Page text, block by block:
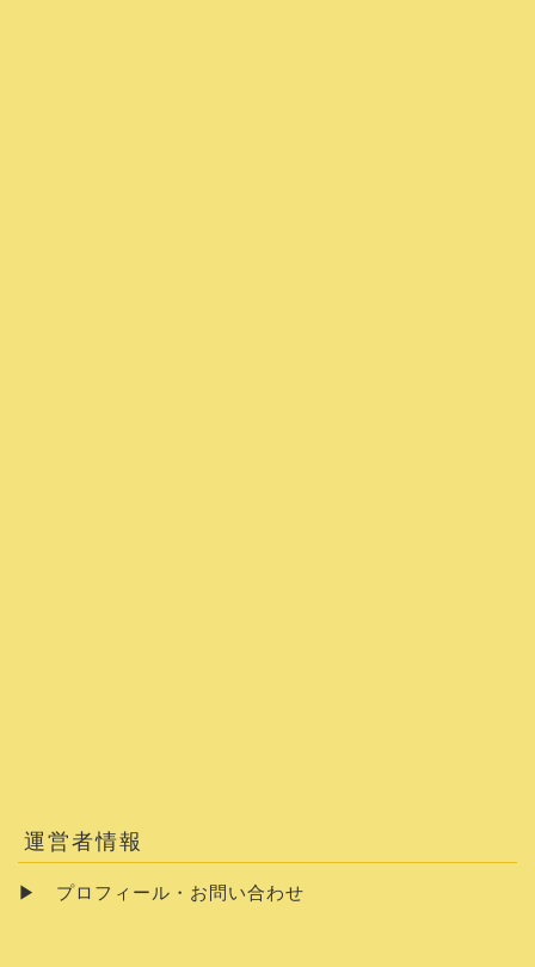
運営者情報
▶ プロフィール・お問い合わせ